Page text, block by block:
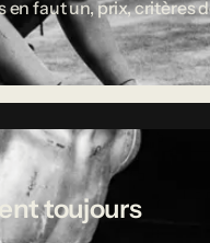
faut un, prix,
toujours